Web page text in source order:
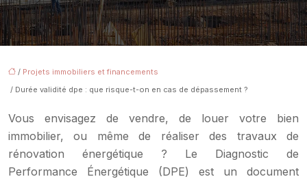
/ Projets immobiliers et financements
/ Durée validité dpe : que risque-t-on en cas de dépassement ?
Vous envisagez de vendre, de louer votre bien
immobilier, ou même de réaliser des travaux de
rénovation énergétique ? Le Diagnostic de
Performance Énergétique (DPE) est un document